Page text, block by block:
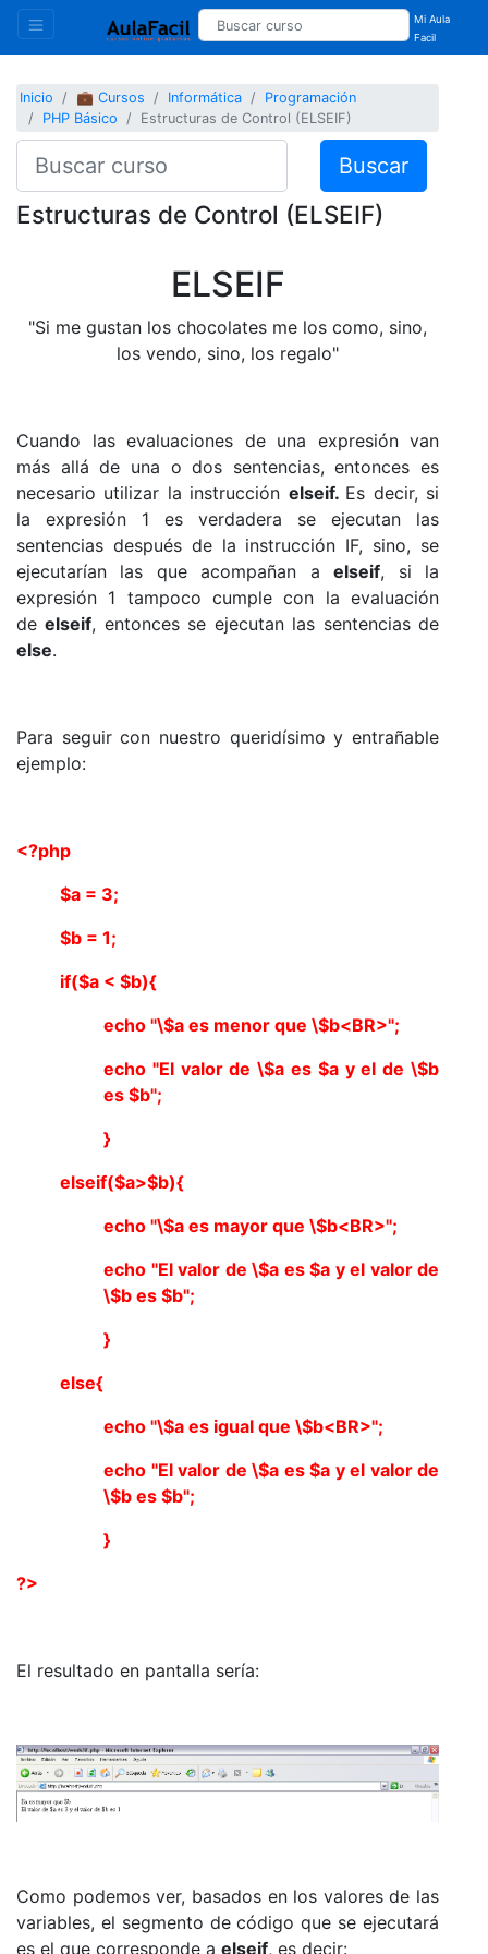
Mi Aula
Facil
Inicio 💼 Cursos Informática
Programación
PHP Básico
Estructuras de Control (ELSEIF)
Buscar
Estructuras de Control (ELSEIF)
ELSEIF
"Si me gustan los chocolates me los como, sino,
los vendo, sino, los regalo"
Cuando las evaluaciones de una expresión van
más allá de una o dos sentencias, entonces es
necesario utilizar la instrucción elseif. Es decir, si
la expresión 1 es verdadera se ejecutan las
sentencias después de la instrucción IF, sino, se
ejecutarían las que acompañan aelseif, si la
expresión 1 tampoco cumple con la evaluación
deelseif, entonces se ejecutan las sentencias de
else.
Para seguir con nuestro queridísimo y entrañable
ejemplo:
<?php
$a = 3;
$b = 1;
if($a < $b){
echo "\$a es menor que \$b<BR>";
echo "El valor de \$a es $a y el de \$b
es $b";
}
elseif($a>$b){
echo "\$a es mayor que \$b<BR>";
echo "El valor de \$a es $a y el valor de
\$b es $b";
}
else{
echo "\$a es igual que \$b<BR>";
echo "El valor de \$a es $a y el valor de
\$b es $b";
}
?>
El resultado en pantalla sería:
Como podemos ver, basados en los valores de las
variables, el segmento de código que se ejecutará
es el que corresponde a elseif, es decir: